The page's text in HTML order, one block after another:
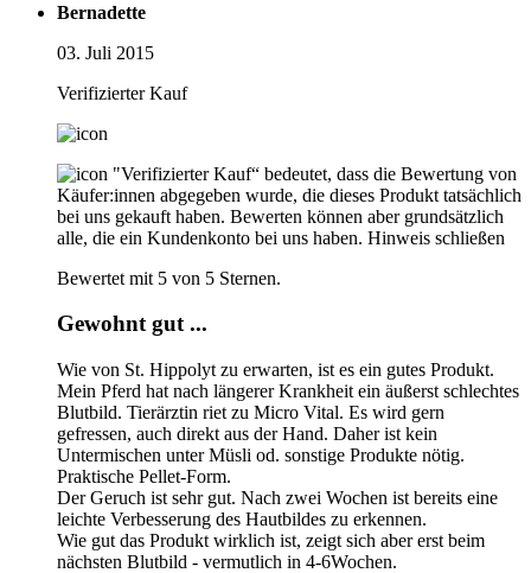
Bernadette
03. Juli 2015
Verifizierter Kauf
"Verifizierter Kauf“ bedeutet, dass die Bewertung von
Käufer:innen abgegeben wurde, die dieses Produkt tatsächlich
bei uns gekauft haben. Bewerten können aber grundsätzlich
alle, die ein Kundenkonto bei uns haben. Hinweis schließen
Bewertet mit 5 von 5 Sternen.
Gewohnt gut ...
Wie von St. Hippolyt zu erwarten, ist es ein gutes Produkt.
Mein Pferd hat nach längerer Krankheit ein äußerst schlechtes
Blutbild. Tierärztin riet zu Micro Vital. Es wird gern
gefressen, auch direkt aus der Hand. Daher ist kein
Untermischen unter Müsli od. sonstige Produkte nötig.
Praktische Pellet-Form.
Der Geruch ist sehr gut. Nach zwei Wochen ist bereits eine
leichte Verbesserung des Hautbildes zu erkennen.
Wie gut das Produkt wirklich ist, zeigt sich aber erst beim
nächsten Blutbild - vermutlich in 4-6Wochen.